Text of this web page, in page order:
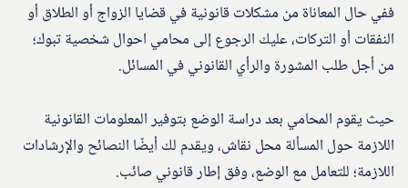
ففي حال المعاناة من مشكلات قانونية في قضايا الزواج أو الطلاق أو
النفقات أو التركات، عليك الرجوع إلى محامي احوال شخصية تبوك؛
من أجل طلب المشورة والرأي القانوني في المسائل.
حيث يقوم المحامي بعد دراسة الوضع بتوفير المعلومات القانونية
اللازمة حول المسألة محل نقاش، ويقدم لك أيضًا النصائح والإرشادات
اللازمة؛ للتعامل مع الوضع، وفق إطار قانوني صائب.